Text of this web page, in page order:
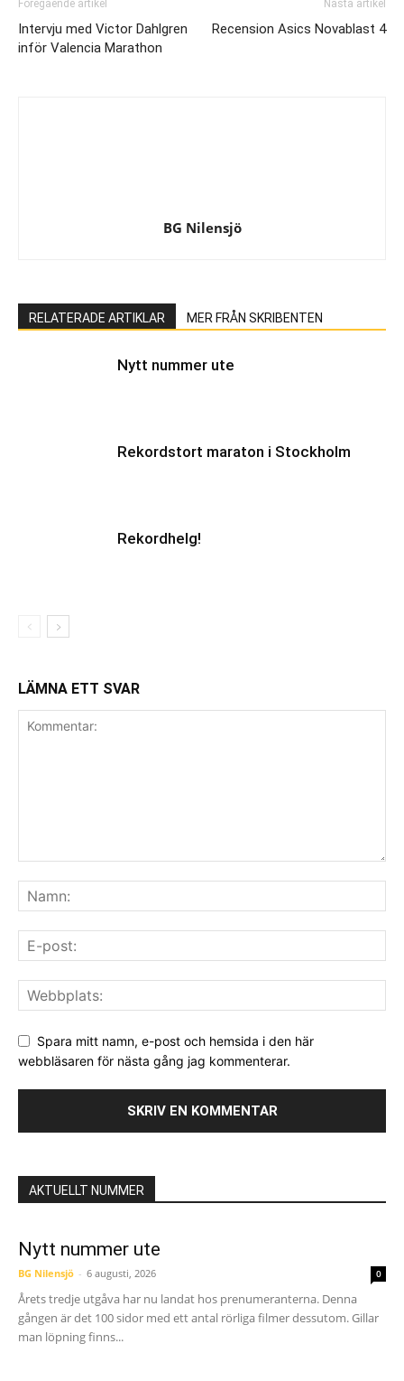
Föregående artikel
Intervju med Victor Dahlgren
inför Valencia Marathon
Nästa artikel
Recension Asics Novablast 4
BG Nilensjö
RELATERADE ARTIKLAR MER FRÅN SKRIBENTEN
Nytt nummer ute
Rekordstort maraton i Stockholm
Rekordhelg!
LÄMNA ETT SVAR
Spara mitt namn, e-post och hemsida i den här
webbläsaren för nästa gång jag kommenterar.
AKTUELLT NUMMER
Nytt nummer ute
BG Nilensjö - 6 augusti, 2026 0
Årets tredje utgåva har nu landat hos prenumeranterna. Denna
gången är det 100 sidor med ett antal rörliga filmer dessutom. Gillar
man löpning finns...